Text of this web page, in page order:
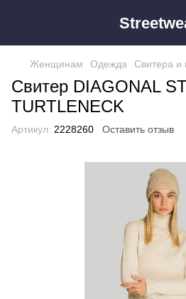
Женщинам Одежда Свитера и
Свитер DIAGONAL
TURTLENECK
Артикул: 2228260 Оставить отзыв